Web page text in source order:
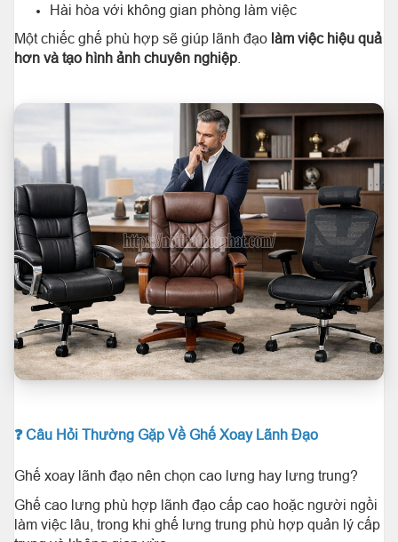
Hài hòa với không gian phòng làm việc
Một chiếc ghế phù hợp sẽ giúp lãnh đạo làm việc hiệu quả
hơn và tạo hình ảnh chuyên nghiệp
❓ Câu Hỏi Thường Gặp Về Ghế Xoay Lãnh Đạo
Ghế xoay lãnh đạo nên chọn cao lưng hay lưng trung?
Ghế cao lưng phù hợp lãnh đạo cấp cao hoặc người ngồi
làm việc lâu, trong khi ghế lưng trung phù hợp quản lý cấp